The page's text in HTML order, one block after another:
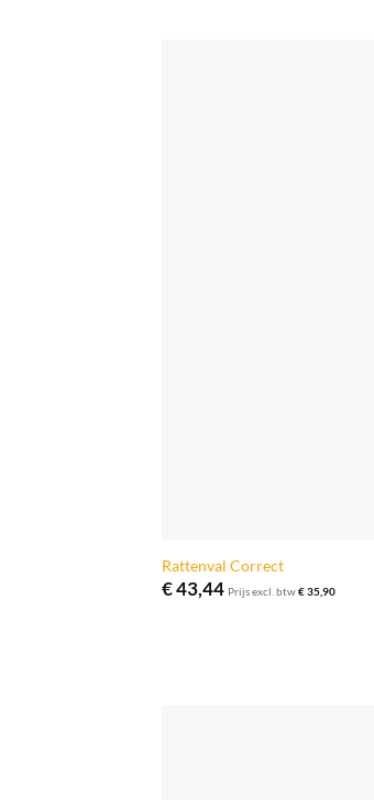
Rattenval Correct
€43,44 Prijs excl. btw€35,90